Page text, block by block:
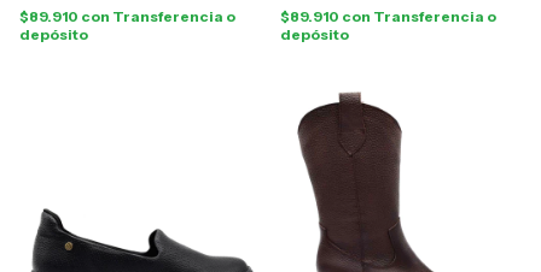
$89.910 con Transferencia o
depósito
$89.910 con Transferencia o
depósito